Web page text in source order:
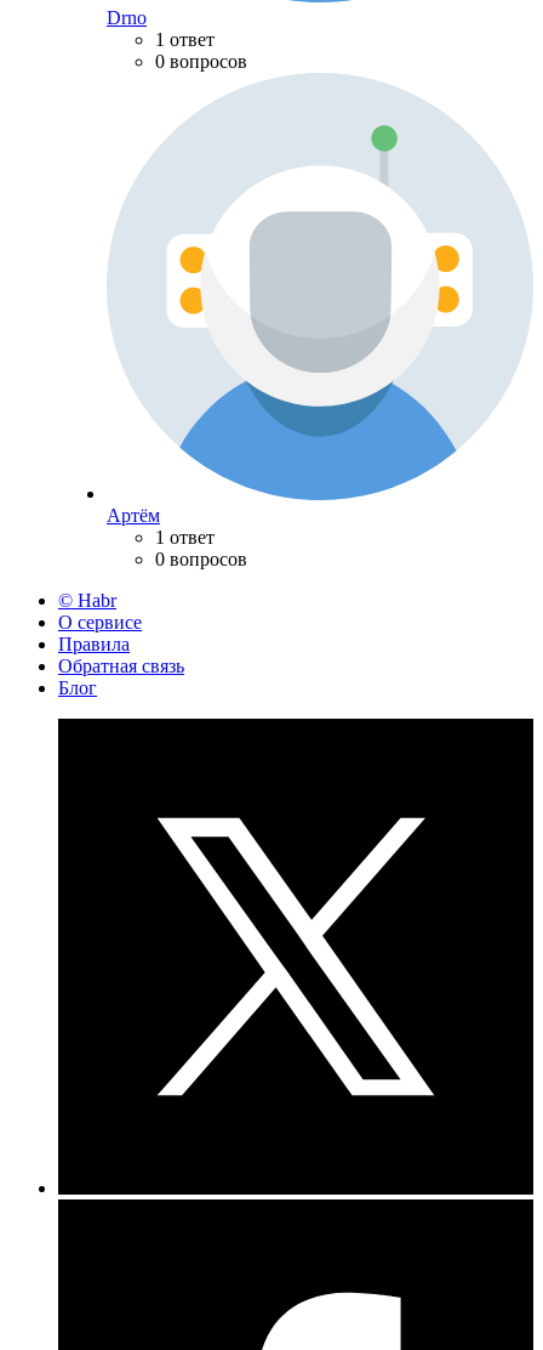
Drno
1 ответ
0 вопросов
Артём
1 ответ
0 вопросов
© Habr
О сервисе
Правила
Обратная связь
Блог